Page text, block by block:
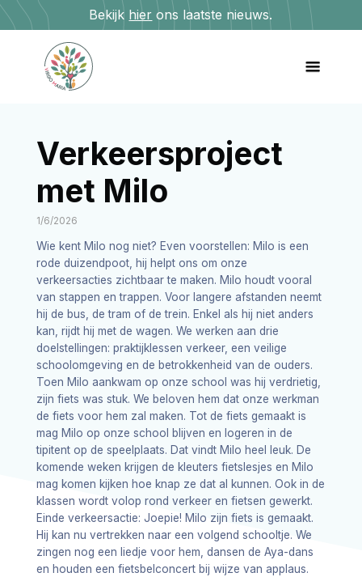
Bekijk hier ons laatste nieuws.
Verkeersproject
met Milo
1/6/2026
Wie kent Milo nog niet? Even voorstellen: Milo is een
rode duizendpoot, hij helpt ons om onze
verkeersacties zichtbaar te maken. Milo houdt vooral
van stappen en trappen. Voor langere afstanden neemt
hij de bus, de tram of de trein. Enkel als hij niet anders
kan, rijdt hij met de wagen. We werken aan drie
doelstellingen: praktijklessen verkeer, een veilige
schoolomgeving en de betrokkenheid van de ouders.
Toen Milo aankwam op onze school was hij verdrietig,
zijn fiets was stuk. We beloven hem dat onze werkman
de fiets voor hem zal maken. Tot de fiets gemaakt is
mag Milo op onze school blijven en logeren in de
tipitent op de speelplaats. Dat vindt Milo heel leuk. De
komende weken krijgen de kleuters fietslesjes en Milo
mag komen kijken hoe knap ze dat al kunnen. Ook in de
klassen wordt volop rond verkeer en fietsen gewerkt.
Einde verkeersactie: Joepie! Milo zijn fiets is gemaakt.
Hij kan nu vertrekken naar een volgend schooltje. We
zingen nog een liedje voor hem, dansen de Aya-dans
en houden een fietsbelconcert bij wijze van applaus.